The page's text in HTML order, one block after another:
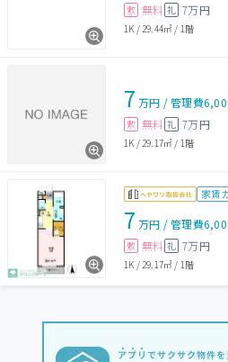
敷 無料 礼 7万円
1K / 29.44㎡ / 1階
7 万円 /管理費
敷 無料 礼 7万円
1K / 29.17㎡ / 1階
家賃
7 万円 /管理費
敷 無料 礼 7万円
1K /29.17㎡ / 1階